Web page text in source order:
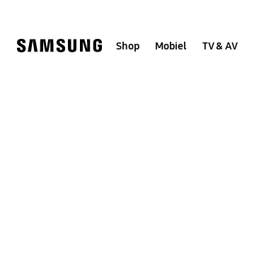
Shop Mobiel TV & AV